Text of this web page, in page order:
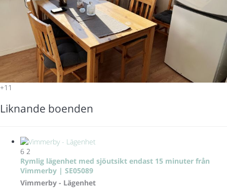
+11
Liknande boenden
6 2
Rymlig lägenhet med sjöutsikt endast 15 minuter från
Vimmerby | SE05089
Vimmerby - Lägenhet